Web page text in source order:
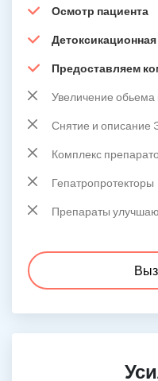
Осмотр пациента
Предоставляем
Увеличение обьема
Снятие и описание
Комплекс
Гепатропротекторы
Препараты